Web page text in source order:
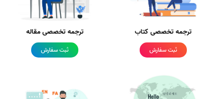
ترجمه تخصصی کتاب
ثبت سفارش
ترجمه تخصصی مقاله
ثبت سفارش